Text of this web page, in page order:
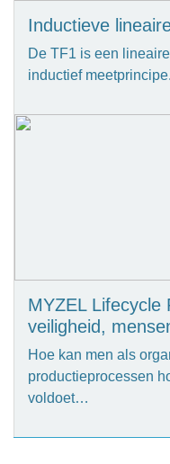
Inductieve
De TF1 is een
inductief
MYZEL Lifecycle
veiligheid,
Hoe kan men als
productieprocessen
voldoet…